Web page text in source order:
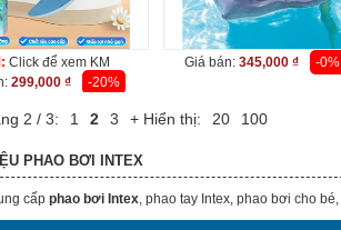
Click để xem KM
299,000 ₫ -20%
Giá bán: 345,000 ₫ -0%
2 / 3: 1 2 3 + Hiển thị: 20 100
PHAO BƠI INTEX
cấp phao bơi Intex, phao tay Intex, phao bơi cho